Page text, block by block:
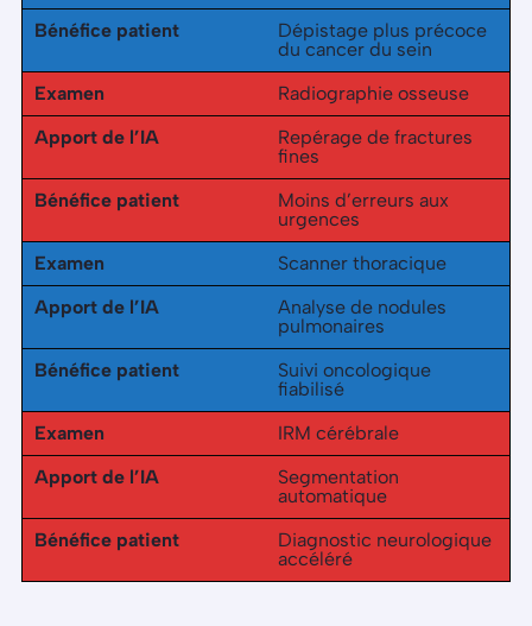
Bénéfice patient
Dépistage plus précoce
du cancer du sein
Examen
Radiographie osseuse
Apport de l’IA
Repérage de fractures
fines
Bénéfice patient
Moins d’erreurs aux
urgences
Examen
Scanner thoracique
Apport de l’IA
Analyse de nodules
pulmonaires
Bénéfice patient
Suivi oncologique
fiabilisé
Examen
IRM cérébrale
Apport de l’IA
Segmentation
automatique
Bénéfice patient
Diagnostic neurologique
accéléré